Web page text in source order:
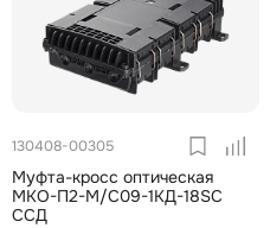
130408-00305
Муфта-кросс оптическая
МКО-П2-М/С09-1КД-18SC
ССД